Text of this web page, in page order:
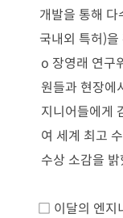
개발을 통해 다
국내외 특허)을
o 장영래 연구
원들과 현장에
지니어들에게
여 세계 최고
수상 소감을 밝
□ 이달의 엔지